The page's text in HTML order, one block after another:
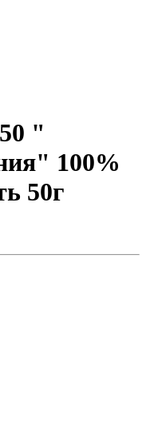
"
100%
50г